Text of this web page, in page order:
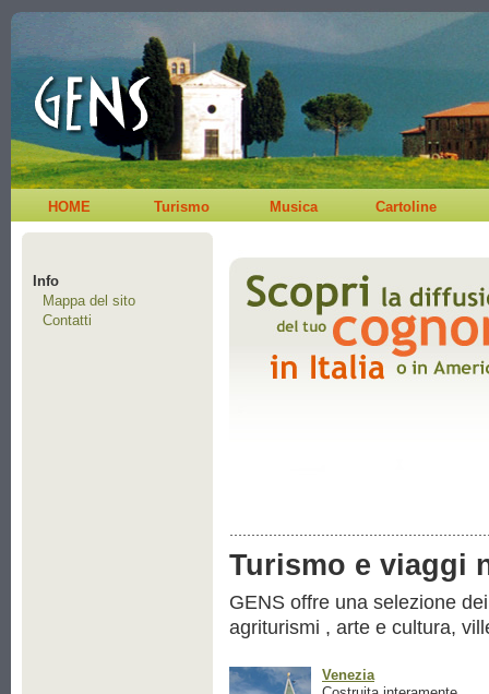
HOME Turismo Musica Cartoline
Info
Mappa del sito
Contatti
Turismo e viaggi
GENS offre una selezione
agriturismi , arte e cultura,
Venezia